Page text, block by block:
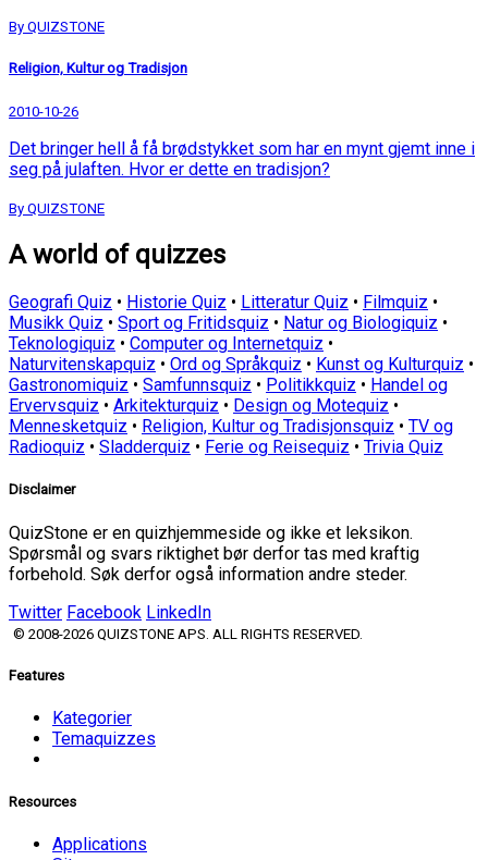
By QUIZSTONE
Religion, Kultur og Tradisjon
2010-10-26
Det bringer hell å få brødstykket som har en mynt gjemt inne i
seg på julaften. Hvor er dette en tradisjon?
By QUIZSTONE
A world of quizzes
Geografi Quiz • Historie Quiz • Litteratur Quiz • Filmquiz •
Musikk Quiz • Sport og Fritidsquiz • Natur og Biologiquiz •
Teknologiquiz • Computer og Internetquiz •
Naturvitenskapquiz • Ord og Språkquiz • Kunst og Kulturquiz •
Gastronomiquiz • Samfunnsquiz • Politikkquiz • Handel og
Ervervsquiz • Arkitekturquiz • Design og Motequiz •
Mennesketquiz • Religion, Kultur og Tradisjonsquiz • TV og
Radioquiz • Sladderquiz • Ferie og Reisequiz • Trivia Quiz
Disclaimer
QuizStone er en quizhjemmeside og ikke et leksikon.
Spørsmål og svars riktighet bør derfor tas med kraftig
forbehold. Søk derfor også information andre steder.
Twitter Facebook LinkedIn
© 2008-2026 QUIZSTONE APS. ALL RIGHTS RESERVED.
Features
Kategorier
Temaquizzes
Resources
Applications